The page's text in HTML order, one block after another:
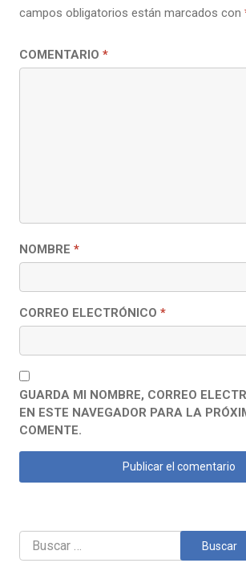
campos obligatorios están marcados con
COMENTARIO *
NOMBRE *
CORREO ELECTRÓNICO *
GUARDA MI NOMBRE, CORREO
EN ESTE NAVEGADOR PARA LA
COMENTE.
Buscar: